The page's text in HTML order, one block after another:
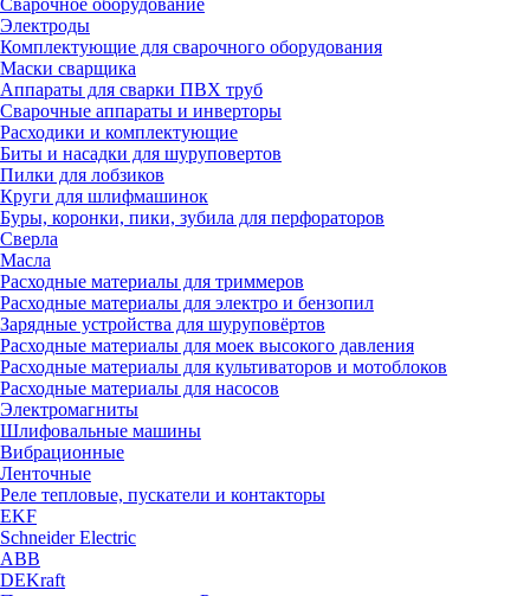
Сварочное оборудование
Электроды
Комплектующие для сварочного оборудования
Маски сварщика
Аппараты для сварки ПВХ труб
Сварочные аппараты и инверторы
Расходики и комплектующие
Биты и насадки для шуруповертов
Пилки для лобзиков
Круги для шлифмашинок
Буры, коронки, пики, зубила для перфораторов
Сверла
Масла
Расходные материалы для триммеров
Расходные материалы для электро и бензопил
Зарядные устройства для шуруповёртов
Расходные материалы для моек высокого давления
Расходные материалы для культиваторов и мотоблоков
Расходные материалы для насосов
Электромагниты
Шлифовальные машины
Вибрационные
Ленточные
Реле тепловые, пускатели и контакторы
EKF
Schneider Electric
ABB
DEKraft